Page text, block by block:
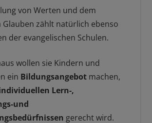
von Werten und dem
zählt natürlich ebenso
der evangelischen Schulen.
wollen sie Kindern und
ein Bildungsangebotmachen,
Lern-,
und
gerecht wird.